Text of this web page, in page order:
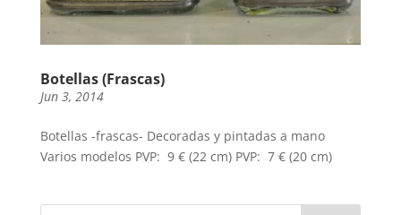
Botellas (Frascas)
Jun 3, 2014
Botellas -frascas- Decoradas y pintadas a mano
Varios modelos PVP: 9 € (22 cm) PVP: 7 € (20 cm)